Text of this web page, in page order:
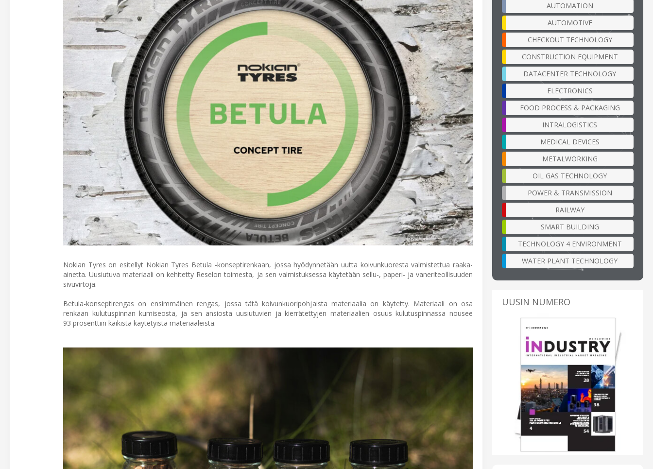
Nokian Tyres on esitellyt Nokian Tyres Betula -konseptirenkaan, jossa hyödynnetään uutta koivunkuoresta valmistettua raaka-
ainetta. Uusiutuva materiaali on kehitetty Reselon toimesta, ja sen valmistuksessa käytetään sellu-, paperi- ja vaneriteollisuuden
sivuvirtoja.
Betula-konseptirengas on ensimmäinen rengas, jossa tätä koivunkuoripohjaista materiaalia on käytetty. Materiaali on osa
renkaan kulutuspinnan kumiseosta, ja sen ansiosta uusiutuvien ja kierrätettyjen materiaalien osuus kulutuspinnassa nousee
93 prosenttiin kaikista käytetyistä materiaaleista.
AUTOMATION
AUTOMOTIVE
CHECKOUT TECHNOLOGY
CONSTRUCTION EQUIPMENT
DATACENTER TECHNOLOGY
ELECTRONICS
FOOD PROCESS & PACKAGING
INTRALOGISTICS
MEDICAL DEVICES
METALWORKING
OIL GAS TECHNOLOGY
POWER & TRANSMISSION
RAILWAY
SMART BUILDING
TECHNOLOGY 4 ENVIRONMENT
WATER PLANT TECHNOLOGY
UUSIN NUMERO